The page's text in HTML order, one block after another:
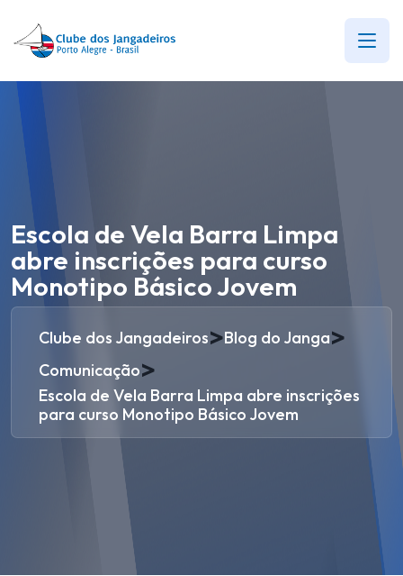
Escola de Vela Barra Limpa
abre inscrições para curso
Monotipo Básico Jovem
Clube dos Jangadeiros>Blog do Janga>
Comunicação>
Escola de Vela Barra Limpa abre inscrições
para curso Monotipo Básico Jovem